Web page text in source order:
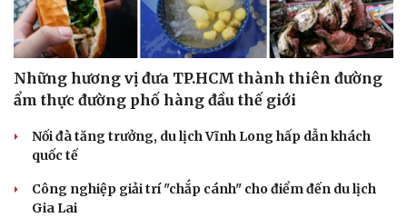
Những hương vị đưa TP.HCM thành thiên đường
ẩm thực đường phố hàng đầu thế giới
Nối đà tăng trưởng, du lịch Vĩnh Long hấp dẫn khách
quốc tế
Công nghiệp giải trí "chắp cánh" cho điểm đến du lịch
Gia Lai